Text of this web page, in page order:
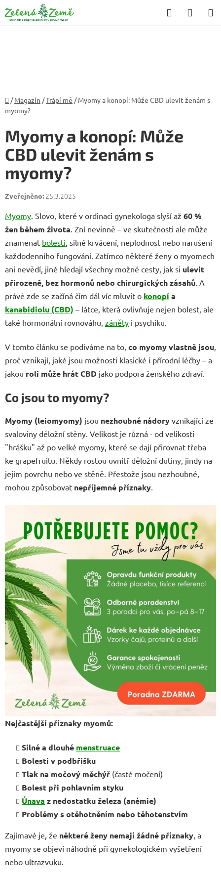
na
obsah
Hledat
KOŠÍK
Domů
/ Magazín /Trápí mě / Myomy a konopí: Může CBD ulevit ženám s
myomy?
Myomy a konopí: Může
CBD ulevit ženám s
myomy?
25.3.2025
Myomy. Slovo, které v ordinaci gynekologa slyší až 60 %
žen během života. Zní nevinně – ve skutečnosti ale může
znamenat bolesti, silné krvácení, neplodnost nebo narušení
každodenního fungování. Zatímco některé ženy o myomech
ani nevědí, jiné hledají všechny možné cesty, jak si ulevit
přirozeně, bez hormonů nebo chirurgických zásahů. A
právě zde se začíná čím dál víc mluvit o konopí a
kanabidiolu (CBD) – látce, která ovlivňuje nejen bolest, ale
také hormonální rovnováhu, záněty i psychiku.
V tomto článku se podíváme na to, co myomy vlastně jsou,
proč vznikají, jaké jsou možnosti klasické i přírodní léčby – a
jakou roli může hrát CBD jako podpora ženského zdraví.
Co jsou to myomy?
Myomy (leiomyomy) jsou nezhoubné nádory vznikající ze
svaloviny děložní stěny. Velikost je různá - od velikosti
"hrášku" až po velké myomy, které se dají přirovnat třeba
ke grapefruitu. Někdy rostou uvnitř děložní dutiny, jindy na
jejím povrchu nebo ve stěně. Přestože jsou nezhoubné,
mohou způsobovat nepříjemné příznaky.
Nejčastější příznaky myomů:
Silné a dlouhé menstruace
Bolesti v podbřišku
Tlak na močový měchýř (časté močení)
Bolest při pohlavním styku
Únava z nedostatku železa (anémie)
Problémy s otěhotněním nebo těhotenstvím
Zajímavé je, že některé ženy nemají žádné příznaky, a
myomy se objeví náhodně při gynekologickém vyšetření
nebo ultrazvuku.